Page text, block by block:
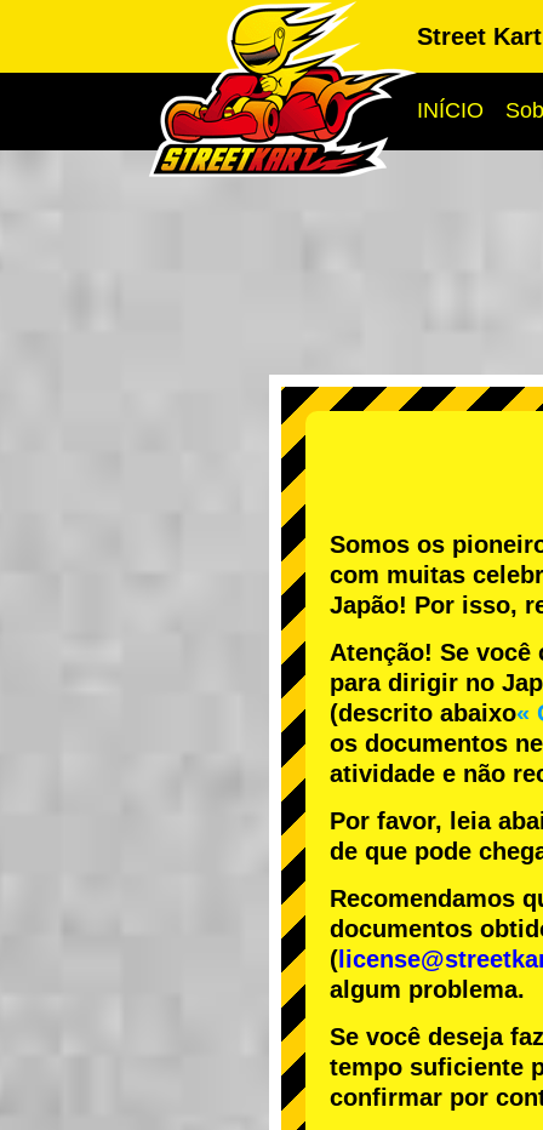
Street
INÍCIO
Somos os
com muitas
Japão! Por isso,
Atenção! Se
para dirigir no
(descrito abaixo«
os documentos
atividade e não
Por favor, leia
de que pode
Recomendamos
documentos
(
algum problema.
Se você deseja
tempo suficiente
confirmar por